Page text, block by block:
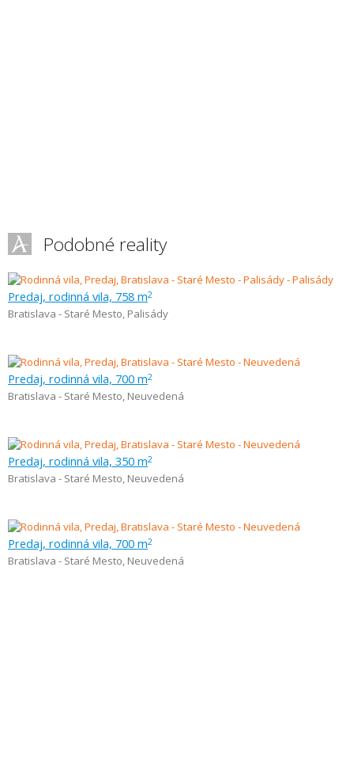
Podobné reality
Predaj, rodinná vila, 758 m2
Bratislava - Staré Mesto, Palisády
Predaj, rodinná vila, 700 m2
Bratislava - Staré Mesto, Neuvedená
Predaj, rodinná vila, 350 m2
Bratislava - Staré Mesto, Neuvedená
Predaj, rodinná vila, 700 m2
Bratislava - Staré Mesto, Neuvedená